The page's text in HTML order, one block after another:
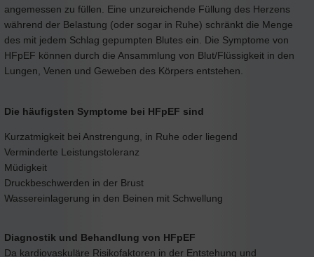
angemessen zu füllen. Eine unzureichende Füllung des Herzens
während der Belastung (oder sogar in Ruhe) schränkt die Menge
des mit jedem Schlag gepumpten Blutes ein. Die Symptome von
HFpEF können durch die Ansammlung von Blut/Flüssigkeit in den
Lungen, Venen und Geweben des Körpers entstehen.
Die häufigsten Symptome bei HFpEF sind
Kurzatmigkeit bei Anstrengung, in Ruhe oder liegend
Verminderte Leistungstoleranz
Müdigkeit
Druckbeschwerden in der Brust
Wassereinlagerung in den Beinen mit Schwellung
Diagnostik und Behandlung von HFpEF
Da kardiovaskuläre Risikofaktoren in der Entstehung und